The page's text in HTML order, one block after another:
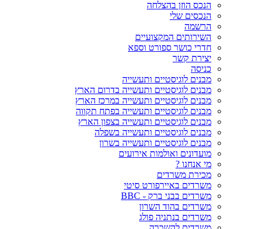
הנכס הוזן בהצלחה
הנכסים שלי
הרשמה
השירותים המקצועיים
חדרי כושר ספורט וספא
יצירת קשר
כניסה
מבנים לוגיסטיים ותעשייה
מבנים לוגיסטיים ותעשייה בדרום הארץ
מבנים לוגיסטיים ותעשייה במרכז הארץ
מבנים לוגיסטיים ותעשייה בפתח תקווה
מבנים לוגיסטיים ותעשייה בצפון הארץ
מבנים לוגיסטיים ותעשייה בשפלה
מבנים לוגיסטיים ותעשייה בשרון
מועדונים ואולמות אירועים
מי אנחנו ?
מכירת משרדים
משרדים באיירפורט סיטי
משרדים בבני ברק - BBC
משרדים בהוד השרון
משרדים בנתניה פולג